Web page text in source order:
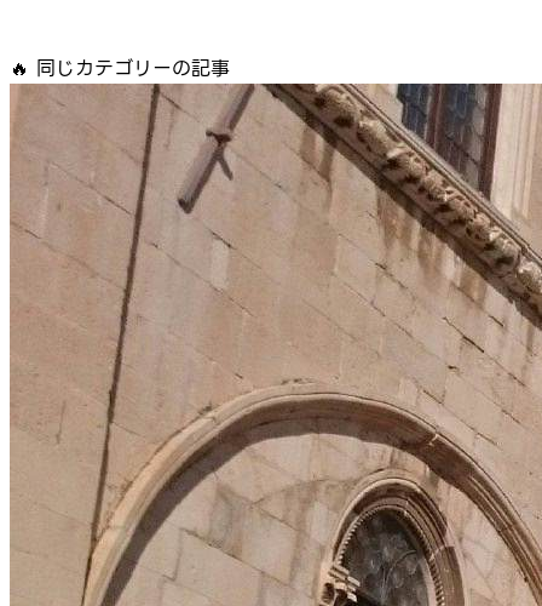
🔥 同じカテゴリーの記事